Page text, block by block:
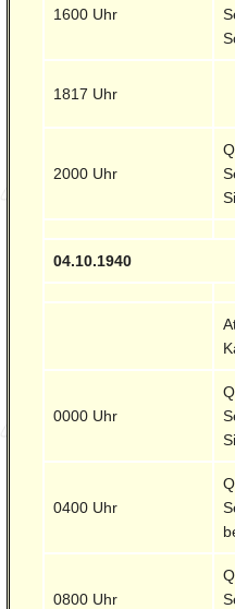
1600 Uhr
1817 Uhr
2000 Uhr
04.10.1940
0000 Uhr
0400 Uhr
0800 Uhr